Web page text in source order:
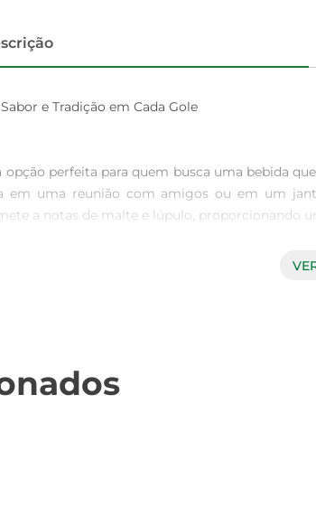
e Tradição em Cada Gole
opção perfeita para quem busca uma bebida
em uma reunião com amigos ou em um
a notas de malte e lúpulo, proporcionando
Therezópolis Lag Gold, recomenda-se servi-
Acompanhe com petiscos como queijos,